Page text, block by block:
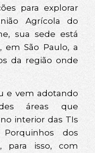
para explorar
Agrícola do
sua sede está
em São Paulo, a
da região onde
e vem adotando
áreas que
interior das TIs
dos
para isso, com